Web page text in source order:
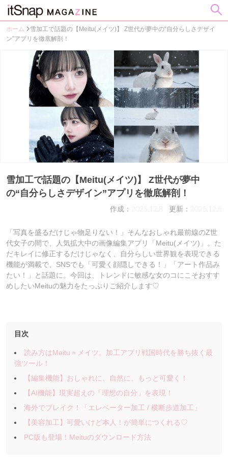
ホーム
雪加工で話題の【Meitu(メイツ)】 Z世代が夢中の“自分らしさデザイ
ン”アプリを徹底解剖！
雪加工で話題の【Meitu(メイツ)】 Z世代が夢中
の“自分らしさデザイン”アプリを徹底解剖！
作成：2025.12.8 更新：2025.12.8
「写真を盛るだけじゃ物足りない！」そんなおしゃれ最前線のZ世
代女子の間で、人気拡大中の画像編集アプリ「Meitu(メイツ)」。た
だキレイに修正するだけじゃなく、自分らしい世界観を表現できる
機能が満載で、SNSでも「可愛く顔隠しできる！」「アート作品み
たい！」と話題に。今回は、トレンドに敏感な女のコにこそおすす
めしたいMeituの魅力をたっぷりご紹介します♡
目次
読み方はMeitu＝メイツ。加工アプリ戦国時代を勝ち抜く最
強ツール！
【編集機能】おしゃれに、自然に、もっと可愛く！
【AI機能】現実超えの「理想の自分」を表現！
海外でブレイク！「エレベーター加工 / 横断歩道加工」
【美容加工】可愛いけど本人！が簡単につくれる♡
PC版も登場！Meituのダウンロード方法